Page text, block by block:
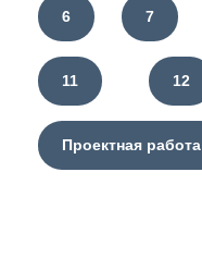
6 7
11 12
Проектная работа